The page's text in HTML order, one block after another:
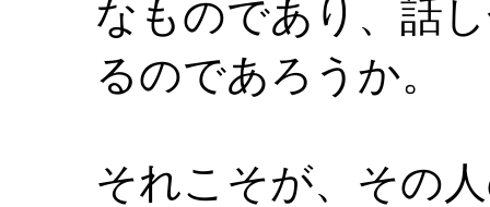
なものであり、話
るのであろうか。
それこそが、その